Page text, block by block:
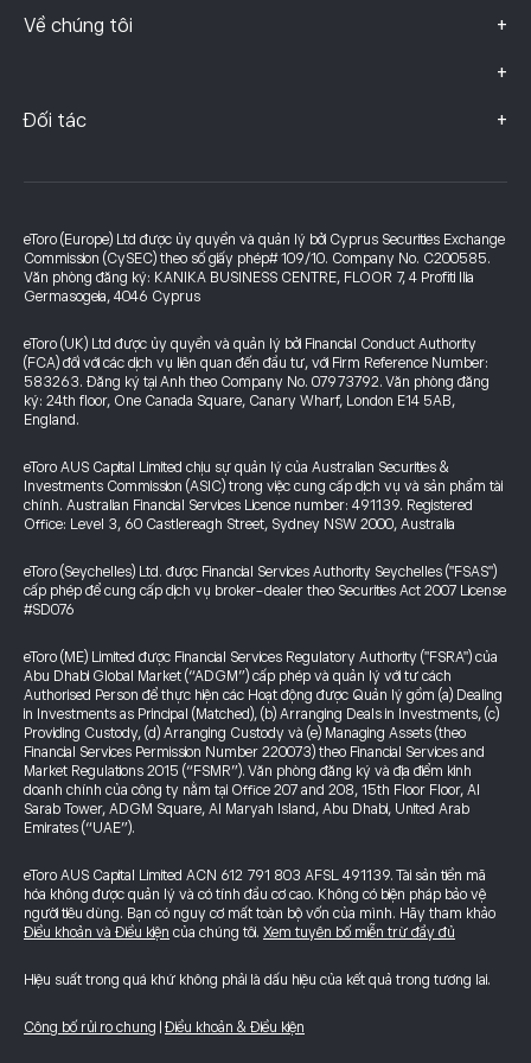
Về chúng tôi +
+
Đối tác +
eToro (Europe) Ltd được ủy quyền và quản lý bởi Cyprus Securities Exchange
Commission (CySEC) theo số giấy phép# 109/10. Company No. C200585.
Văn phòng đăng ký: KANIKA BUSINESS CENTRE, FLOOR 7, 4 Profiti Ilia
Germasogeia, 4046 Cyprus
eToro (UK) Ltd được ủy quyền và quản lý bởi Financial Conduct Authority
(FCA) đối với các dịch vụ liên quan đến đầu tư, với Firm Reference Number:
583263. Đăng ký tại Anh theo Company No. 07973792. Văn phòng đăng
ký: 24th floor, One Canada Square, Canary Wharf, London E14 5AB,
England.
eToro AUS Capital Limited chịu sự quản lý của Australian Securities &
Investments Commission (ASIC) trong việc cung cấp dịch vụ và sản phẩm tài
chính. Australian Financial Services Licence number: 491139. Registered
Office: Level 3, 60 Castlereagh Street, Sydney NSW 2000, Australia
eToro (Seychelles) Ltd. được Financial Services Authority Seychelles ("FSAS")
cấp phép để cung cấp dịch vụ broker-dealer theo Securities Act 2007 License
#SD076
eToro (ME) Limited được Financial Services Regulatory Authority ("FSRA") của
Abu Dhabi Global Market (“ADGM”) cấp phép và quản lý với tư cách
Authorised Person để thực hiện các Hoạt động được Quản lý gồm (a) Dealing
in Investments as Principal (Matched), (b) Arranging Deals in Investments, (c)
Providing Custody, (d) Arranging Custody và (e) Managing Assets (theo
Financial Services Permission Number 220073) theo Financial Services and
Market Regulations 2015 (“FSMR”). Văn phòng đăng ký và địa điểm kinh
doanh chính của công ty nằm tại Office 207 and 208, 15th Floor Floor, Al
Sarab Tower, ADGM Square, Al Maryah Island, Abu Dhabi, United Arab
Emirates (“UAE”).
eToro AUS Capital Limited ACN 612 791 803 AFSL 491139. Tài sản tiền mã
hóa không được quản lý và có tính đầu cơ cao. Không có biện pháp bảo vệ
người tiêu dùng. Bạn có nguy cơ mất toàn bộ vốn của mình. Hãy tham khảo
Điều khoản và Điều kiện của chúng tôi. Xem tuyên bố miễn trừ đầy đủ
Hiệu suất trong quá khứ không phải là dấu hiệu của kết quả trong tương lai.
Công bố rủi ro chung Điều khoản & Điều kiện